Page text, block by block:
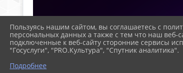
Пользуясь нашим сайтом, вы соглашаетесь с
персональных данных а также с тем что наш веб-
подключенные к веб-сайту сторонние сервисы
"Госуслуги", "PRO.Культура", "Спутник аналитика".
Подробнее